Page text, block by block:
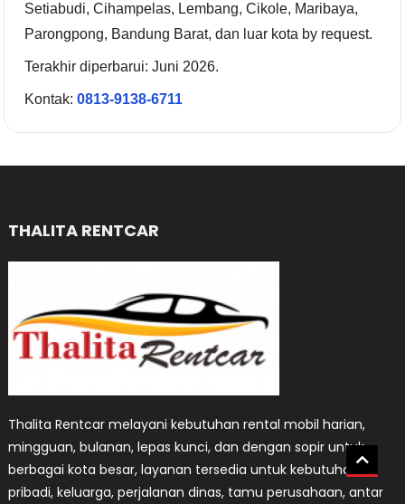
Setiabudi, Cihampelas, Lembang, Cikole, Maribaya,
Parongpong, Bandung Barat, dan luar kota by request.
Terakhir diperbarui: Juni 2026.
Kontak:0813-9138-6711
THALITA RENTCAR
Thalita Rentcar melayani kebutuhan rental mobil harian,
mingguan, bulanan, lepas kunci, dan dengan sopir untuk
berbagai kota besar, layanan tersedia untuk kebutuhan
pribadi, keluarga, perjalanan dinas, tamu perusahaan, antar